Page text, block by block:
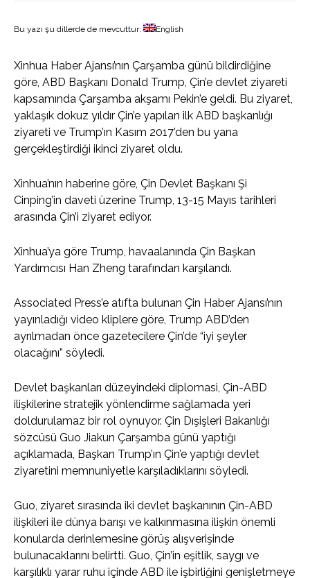
Bu yazı şu dillerde de mevcuttur: English
Xinhua Haber Ajansı’nın Çarşamba günü bildirdiğine
göre, ABD Başkanı Donald Trump, Çin’e devlet ziyareti
kapsamında Çarşamba akşamı Pekin’e geldi. Bu ziyaret,
yaklaşık dokuz yıldır Çin’e yapılan ilk ABD başkanlığı
ziyareti ve Trump’ın Kasım 2017’den bu yana
gerçekleştirdiği ikinci ziyaret oldu.
Xinhua’nın haberine göre, Çin Devlet Başkanı Şi
Cinping’in daveti üzerine Trump, 13-15 Mayıs tarihleri
arasında Çin’i ziyaret ediyor.
Xinhua’ya göre Trump, havaalanında Çin Başkan
Yardımcısı Han Zheng tarafından karşılandı.
Associated Press’e atıfta bulunan Çin Haber Ajansı’nın
yayınladığı video kliplere göre, Trump ABD’den
ayrılmadan önce gazetecilere Çin’de “iyi şeyler
olacağını” söyledi.
Devlet başkanları düzeyindeki diplomasi, Çin-ABD
ilişkilerine stratejik yönlendirme sağlamada yeri
doldurulamaz bir rol oynuyor. Çin Dışişleri Bakanlığı
sözcüsü Guo Jiakun Çarşamba günü yaptığı
açıklamada, Başkan Trump’ın Çin’e yaptığı devlet
ziyaretini memnuniyetle karşıladıklarını söyledi.
Guo, ziyaret sırasında iki devlet başkanının Çin-ABD
ilişkileri ile dünya barışı ve kalkınmasına ilişkin önemli
konularda derinlemesine görüş alışverişinde
bulunacaklarını belirtti. Guo, Çin’in eşitlik, saygı ve
karşılıklı yarar ruhu içinde ABD ile işbirliğini genişletmeye